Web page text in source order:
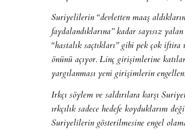
Suriyelilerin “devletten maaş
faydalandıklarına” kadar sayısız
“hastalık saçtıkları” gibi pek çok
önünü açıyor. Linç girişimlerine
yargılanması yeni girişimlerin
Irkçı söylem ve saldırılara karşı
ırkçılık sadece hedefe koyduklarını
Suriyelilerin gösterilmesine engel